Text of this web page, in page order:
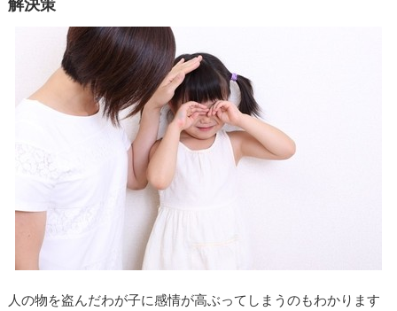
解決策
人の物を盗んだわが子に感情が高ぶってしまうのもわかります